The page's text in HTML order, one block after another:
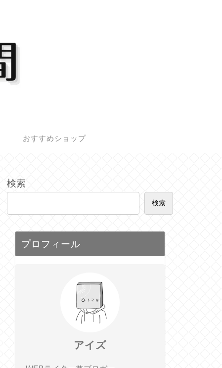
おすすめショップ
検索
検索
プロフィール
アイズ